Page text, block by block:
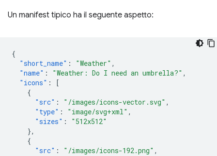
Un manifest tipico ha il seguente aspetto:
{
"short_name" : "Weather" ,
"name" : "Weather: Do I need an umbrella?" ,
"icons" :
[
{
"src" : "/images/icons-vector.svg" ,
"type" : "image/svg+xml" ,
"sizes" :
"512x512"
},
{
"src" : "/images/icons-192.png" ,